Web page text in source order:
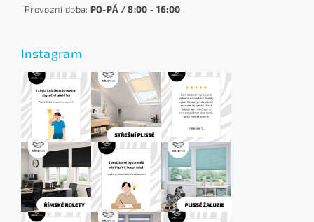
Provozní doba: PO-PÁ / 8:00 - 16:00
Instagram